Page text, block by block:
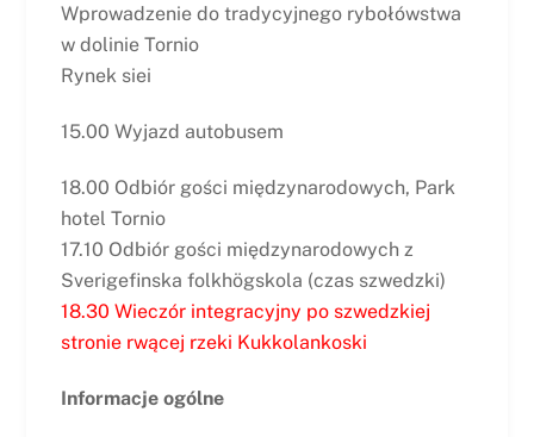
Wprowadzenie do tradycyjnego rybołówstwa
w dolinie Tornio
Rynek siei
15.00 Wyjazd autobusem
18.00 Odbiór gości międzynarodowych, Park
hotel Tornio
17.10 Odbiór gości międzynarodowych z
Sverigefinska folkhögskola (czas szwedzki)
18.30 Wieczór integracyjny po szwedzkiej
stronie rwącej rzeki Kukkolankoski
Informacje ogólne